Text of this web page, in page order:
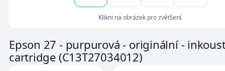
Klikni na obrázek pro zvětšení.
Epson 27 - purpurová - originální -
cartridge (C13T27034012)